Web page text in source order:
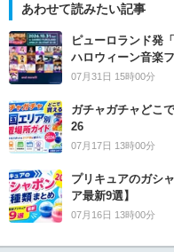
あわせて読みたい記事
ピューロランド発
ハロウィーン音楽
07月31日 15時00分
ガチャガチャどこ
26
07月17日 13時00分
プリキュアのガシ
ア最新9選】
07月16日 13時00分